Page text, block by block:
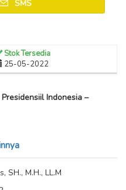
SMS
Stok Tersedia
25-05-2022
Indonesia –
SH., M.H., LL.M